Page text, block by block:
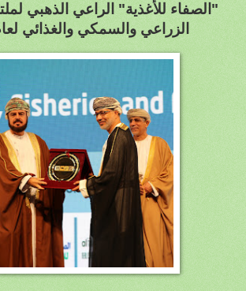
" لصفاء للأغذية" الراعي الذهبي لم
الزراعي والسمكي والغذائي لعام